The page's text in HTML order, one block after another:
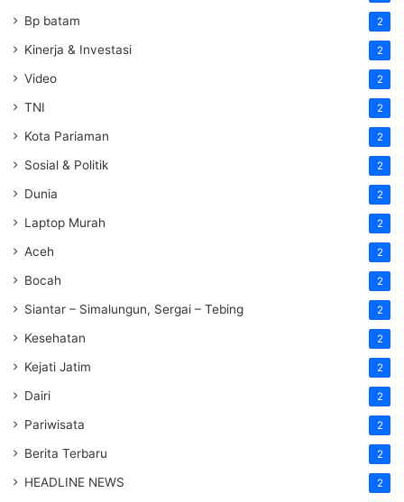
Bp batam 2
Kinerja & Investasi 2
Video 2
TNI 2
Kota Pariaman 2
Sosial & Politik 2
Dunia 2
Laptop Murah 2
Aceh 2
Bocah 2
Siantar – Simalungun, Sergai – Tebing 2
Kesehatan 2
Kejati Jatim 2
Dairi 2
Pariwisata 2
Berita Terbaru 2
HEADLINE NEWS 2